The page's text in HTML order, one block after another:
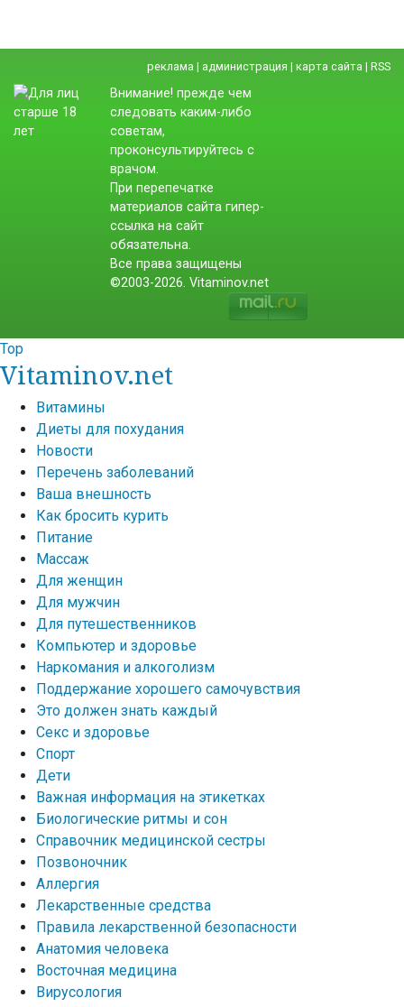
реклама | администрация | карта сайта | RSS
Внимание! прежде чем
следовать каким-либо
советам,
проконсультируйтесь с
врачом.
При перепечатке
материалов сайта гипер-
ссылка на сайт
обязательна.
Все права защищены
©2003-2026. Vitaminov.net
Top
Vitaminov.net
Витамины
Диеты для похудания
Новости
Перечень заболеваний
Ваша внешность
Как бросить курить
Питание
Массаж
Для женщин
Для мужчин
Для путешественников
Компьютер и здоровье
Наркомания и алкоголизм
Поддержание хорошего самочувствия
Это должен знать каждый
Секс и здоровье
Спорт
Дети
Важная информация на этикетках
Биологические ритмы и сон
Справочник медицинской сестры
Позвоночник
Аллергия
Лекарственные средства
Правила лекарственной безопасности
Aнатомия человека
Восточная медицина
Вирусология